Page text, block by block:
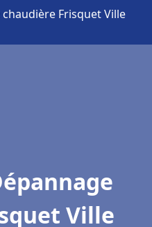
Frisquet Ville
Ville